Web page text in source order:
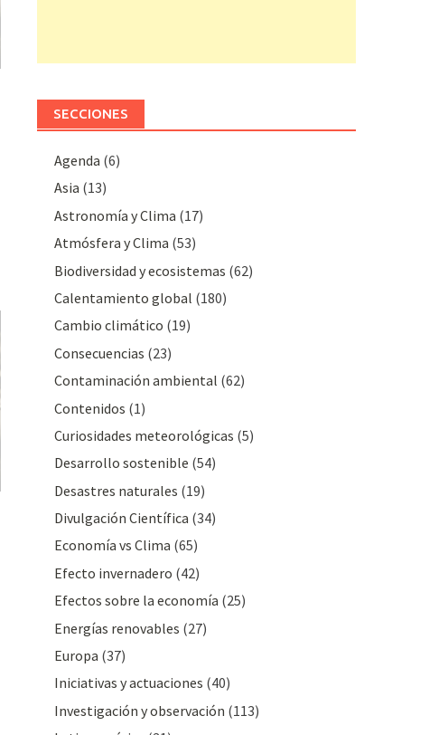
SECCIONES
Agenda (6)
Asia (13)
Astronomía y Clima (17)
Atmósfera y Clima (53)
Biodiversidad y ecosistemas (62)
Calentamiento global (180)
Cambio climático (19)
Consecuencias (23)
Contaminación ambiental (62)
Contenidos (1)
Curiosidades meteorológicas (5)
Desarrollo sostenible (54)
Desastres naturales (19)
Divulgación Cientí­fica (34)
Economía vs Clima (65)
Efecto invernadero (42)
Efectos sobre la economía (25)
Energías renovables (27)
Europa (37)
Iniciativas y actuaciones (40)
Investigación y observación (113)